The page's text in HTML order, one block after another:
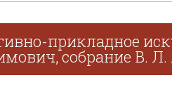
прикладное
собрание В.